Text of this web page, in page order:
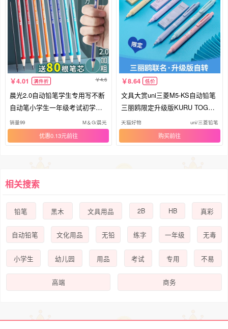
4.01 满件折 4.6
晨光2.0自动铅笔学生专用写不断
自动笔小学生一年级考试初学者
少女高颜值粗铅芯不断芯活动铅
笔重手感正品
销量99 M＆G/晨光
优惠0.13元
8.64 低价
文具大赏uni三菱M5-KS自动铅笔
三丽鸥限定升级版KURU TOGA
黑科技自转铅芯不易断芯小学生
刷题0.3mm|0.5mm
天猫好物 uni/三菱铅笔
购买
相关搜索
铅笔 黑木 文具用品 2B HB 真彩
自动铅笔 文化用品 无铅 练字 一年级 无毒
小学生 幼儿园 用品 考试 专用 不易
高端 商务